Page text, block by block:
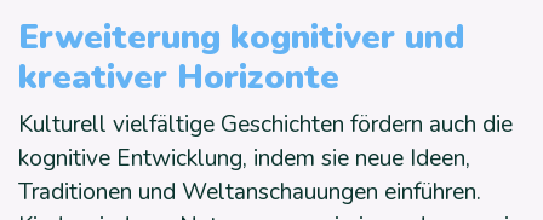
Erweiterung kognitiver und
kreativer Horizonte
Kulturell vielfältige Geschichten fördern auch die
kognitive Entwicklung, indem sie neue Ideen,
Traditionen und Weltanschauungen einführen.